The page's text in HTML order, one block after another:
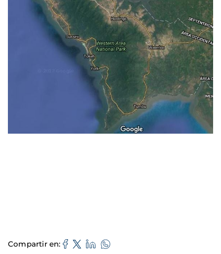
Compartir en